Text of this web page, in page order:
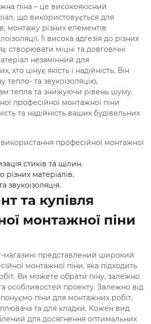
піна – це високоякісний
що використовується для
монтажу різних елементів
Її висока адгезія до різних
створювати міцні та довговічні
незамінний для
хто цінує якість і надійність. Він
тепло- та звукоізоляцію,
тепла та знижуючи рівень шуму.
професійної монтажної піни
та надійність ваших будівельних
професійної монтажної
стиків та щілин.
різних матеріалів.
звукоізоляція.
та купівля
монтажної піни
магазині представлений широкий
монтажної піни, яка підходить
Ви можете обрати піну, залежно
особливостей проекту. Залежно від
піни для монтажних робіт,
та для кладки. Кожен вид
для досягнення оптимальних